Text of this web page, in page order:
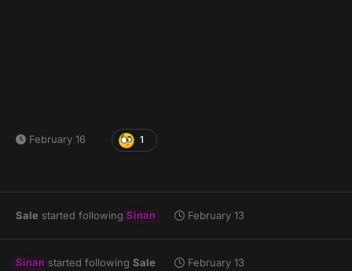
February 16 1
Sale started following Sinan February 13
Sinan started following Sale February 13